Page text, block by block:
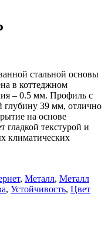
стальной основы
в коттеджном
– 0.5 мм. Профиль с
39 мм, отлично
на основе
текстурой и
климатических
, Металл, Металл
, Устойчивость, Цвет